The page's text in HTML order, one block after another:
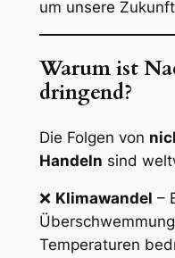
um unsere
Warum ist
dringend?
Die Folgen von
Handeln sind
❌ Klimawandel –
Temperaturen